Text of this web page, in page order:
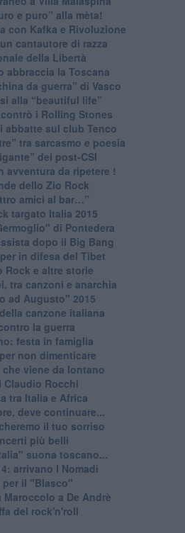
e puro” alla mèta!
con Kafka e Rivoluzione
cantautore di razza
della Libertà
abbraccia la Toscana
da guerra” di Vasco
alla “beautiful life”
i Rolling Stones
abbatte sul club Tenco
tra sarcasmo e poesia
dei post-CSI
avventura da ripetere !
dello Zio Rock
amici al bar…”
targato Italia 2015
di Pontedera
dopo il Big Bang
in difesa del Tibet
Rock e altre storie
tra canzoni e anarchia
ad Augusto" 2015
canzone italiana
la guerra
festa in famiglia
non dimenticare
viene da lontano
Claudio Rocchi
tra Italia e Africa
deve continuare...
il tuo sorriso
più belli
suona toscano...
arrivano I Nomadi
per il "Blasco"
a De Andrè
del rock'n'roll